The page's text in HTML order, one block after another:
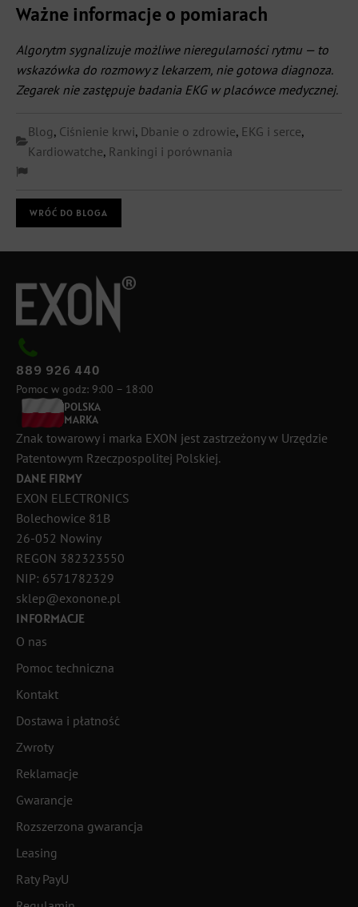
Ważne informacje o pomiarach
Algorytm sygnalizuje możliwe nieregularności rytmu — to
wskazówka do rozmowy z lekarzem, nie gotowa diagnoza.
Zegarek nie zastępuje badania EKG w placówce medycznej.
Blog, Ciśnienie krwi, Dbanie o zdrowie, EKG i serce,
Kardiowatche, Rankingi i porównania
WRÓĆ DO BLOGA
889 926 440
Pomoc w godz: 9:00 – 18:00
POLSKA
MARKA
Znak towarowy i marka EXON jest zastrzeżony w Urzędzie
Patentowym Rzeczpospolitej Polskiej.
DANE FIRMY
EXON ELECTRONICS
Bolechowice 81B
26-052 Nowiny
REGON 382323550
NIP: 6571782329
sklep@exonone.pl
INFORMACJE
O nas
Pomoc techniczna
Kontakt
Dostawa i płatność
Zwroty
Reklamacje
Gwarancje
Rozszerzona gwarancja
Leasing
Raty PayU